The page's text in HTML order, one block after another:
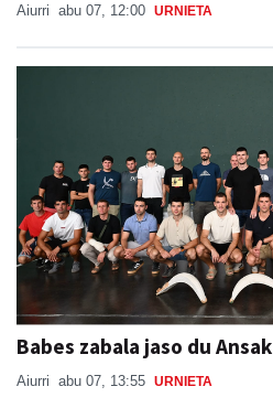
Aiurri abu 07, 12:00 URNIETA
Babes zabala jaso du Ansak
Aiurri abu 07, 13:55 URNIETA